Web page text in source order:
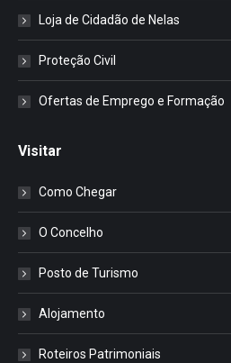
Loja de Cidadão de Nelas
Proteção Civil
Ofertas de Emprego e Formação
Visitar
Como Chegar
O Concelho
Posto de Turismo
Alojamento
Roteiros Patrimoniais